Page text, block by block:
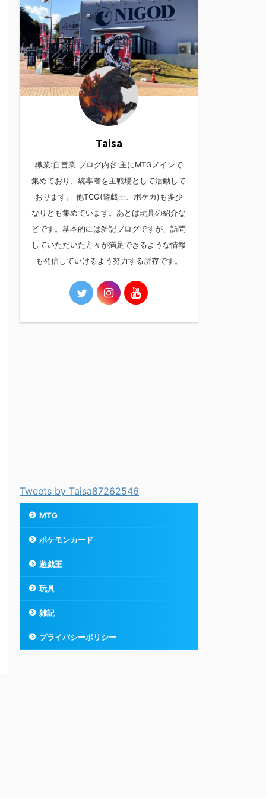
Taisa
職業:自営業 ブログ内容:主にMTGメインで
集めており、統率者を主戦場として活動して
おります。 他TCG(遊戯王、ポケカ)も多少
なりとも集めています。あとは玩具の紹介な
どです。基本的には雑記ブログですが、訪問
していただいた方々が満足できるような情報
も発信していけるよう努力する所存です。
Tweets by Taisa87262546
MTG
ポケモンカード
遊戯王
玩具
雑記
プライバシーポリシー